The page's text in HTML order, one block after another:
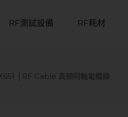
RF測試設備 RF耗材
│RF Cable 高頻同軸電纜線